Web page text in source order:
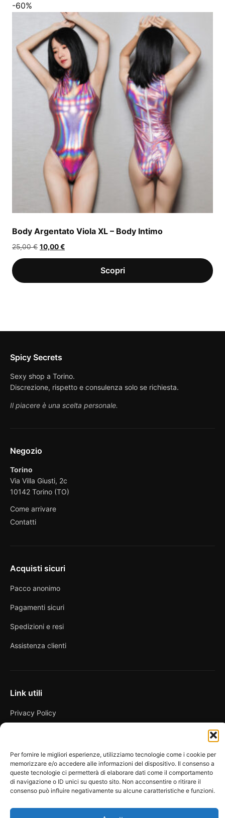
Per fornire le migliori esperienze, utilizziamo tecnologie come i cookie per
memorizzare e/o accedere alle informazioni del dispositivo. Il consenso a
queste tecnologie ci permetterà di elaborare dati come il comportamento
di navigazione o ID unici su questo sito. Non acconsentire o ritirare il
consenso può influire negativamente su alcune caratteristiche e funzioni.
-60%
Body Argentato Viola XL – Body Intimo
25,00€ Il
prezzo
10,00€Il
prezzo
Spicy Secrets
Sexy shop a Torino.
Discrezione, rispetto e consulenza solo se richiesta.
Il piacere è una scelta personale.
Negozio
Torino
Via Villa Giusti, 2c
10142 Torino (TO)
Come arrivare
Contatti
Acquisti sicuri
Pacco anonimo
Pagamenti sicuri
Spedizioni e resi
Assistenza clienti
Link utili
Privacy Policy
Cookie Policy
FAQ